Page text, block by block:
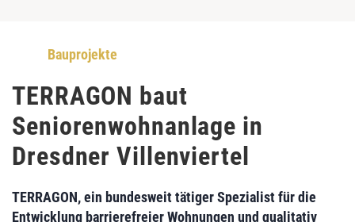
Bauprojekte
TERRAGON baut
Seniorenwohnanlage in
Dresdner Villenviertel
TERRAGON, ein bundesweit tätiger Spezialist für die
Entwicklung barrierefreier Wohnungen und qualitativ